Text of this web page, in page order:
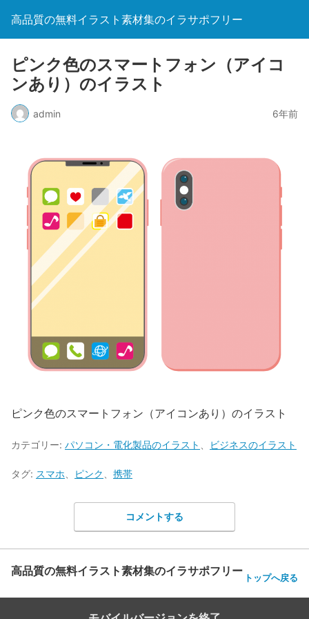
高品質の無料イラスト素材集のイラサポフリー
ピンク色のスマートフォン（アイコ
ンあり）のイラスト
admin 6年前
ピンク色のスマートフォン（アイコンあり）のイラスト
カテゴリー: パソコン・電化製品のイラスト ビジネスのイラスト
タグ: スマホ ピンク 携帯
コメントする
高品質の無料イラスト素材集のイラサポフリー トップへ戻る